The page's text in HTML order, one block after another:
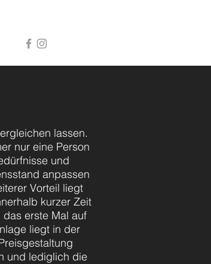
lassen.
nur eine Person
und
anpassen
Vorteil liegt
kurzer Zeit
erste Mal auf
liegt in der
und lediglich die